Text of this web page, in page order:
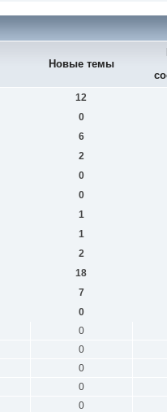
Новые темы
12
0
6
2
0
0
1
1
2
18
7
0
0
0
0
0
0